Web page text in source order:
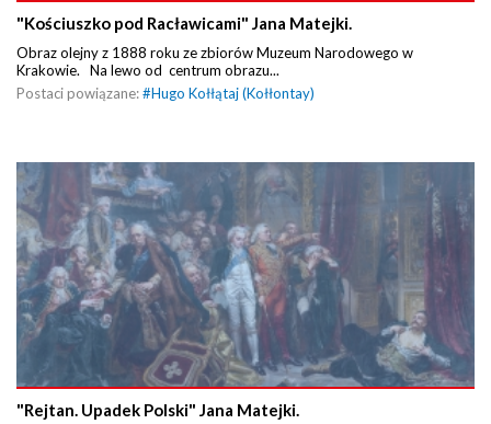
"Kościuszko pod Racławicami" Jana Matejki.
Obraz olejny z 1888 roku ze zbiorów Muzeum Narodowego w
Krakowie. Na lewo od centrum obrazu...
Postaci powiązane:#Hugo Kołłątaj (Kołłontay)
"Rejtan. Upadek Polski" Jana Matejki.